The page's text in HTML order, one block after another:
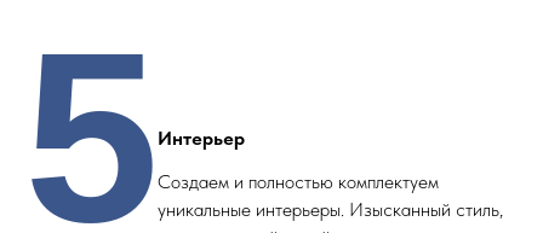
Интерьер
Создаем и полностью комплектуем
уникальные интерьеры. Изысканный стиль,
5